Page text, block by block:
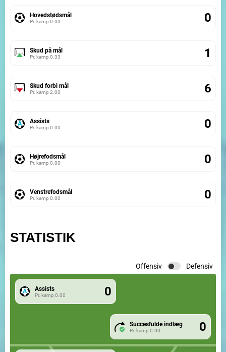
Hovedstødsmål
Pr. kamp 0.00 0
Skud på mål
Pr. kamp 0.33 1
Skud forbi mål
Pr. kamp 2.00 6
Assists
Pr. kamp 0.00 0
Højrefodsmål
Pr. kamp 0.00 0
Venstrefodsmål
Pr. kamp 0.00 0
STATISTIK
Offensiv Defensiv
Assists
Pr. kamp 0.00 0
Succesfulde indlæg
Pr. kamp 0.00 0